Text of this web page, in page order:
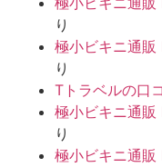
り
極小ビキニ通販
り
Tトラベルの口
極小ビキニ通販
り
極小ビキニ通販